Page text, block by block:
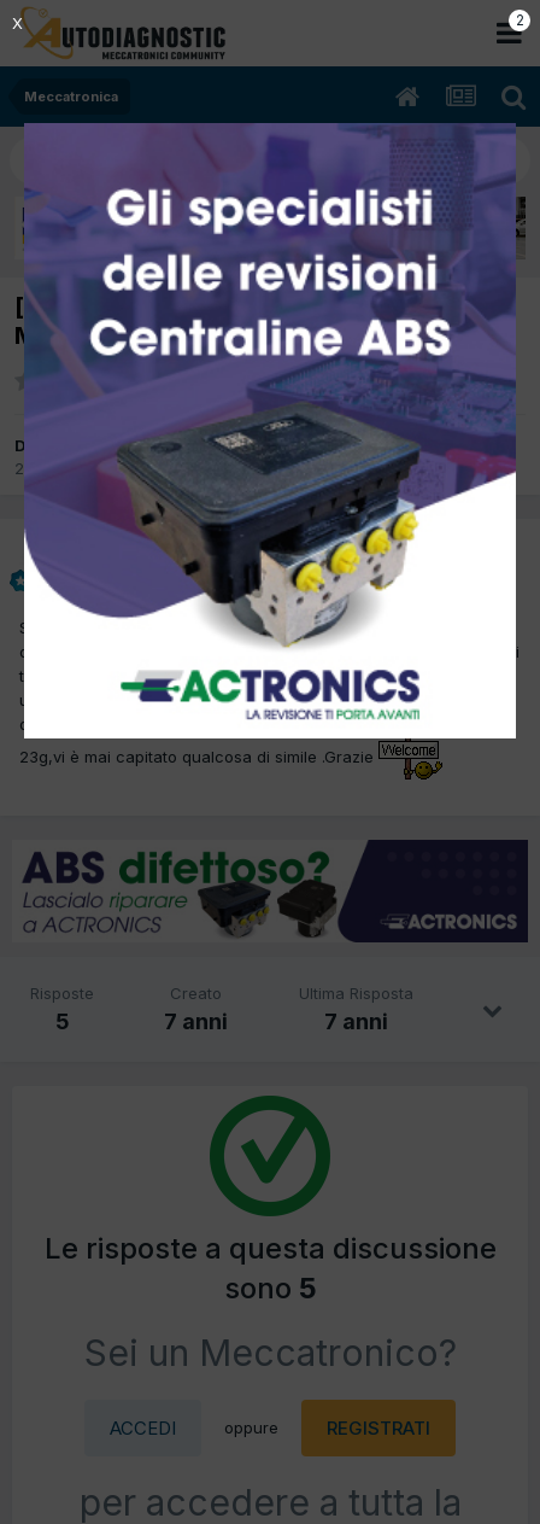
Meccatronica
[VW Polo 07/2015 1.4cc CUS 55Kw Diesel]
Minimo troppo spesso,quasi sempre alto
Da giordano officina
28 Dicembre 2018in Meccatronica
giordano officina
28 Dicembre 2018
Salve questa car appena si mette in moto il minimo è regolare poi
dopo meno di 1 minuto si alza il minimo e resta alzato, solo se la si
tira con marce basse in autostrada poi il minmo scende ma dopo
un po riprende a salire , in diagnosi non ci sono errori e il grado
di intasamento misurato e 9.3 g mentre quello calcolato è di
23g,vi è mai capitato qualcosa di simile .Grazie
Risposte
5
Creato
7 anni
Ultima Risposta
7 anni
Le risposte a questa discussione
sono 5
Sei un Meccatronico?
ACCEDI oppure REGISTRATI
per accedere a tutta la
2
X